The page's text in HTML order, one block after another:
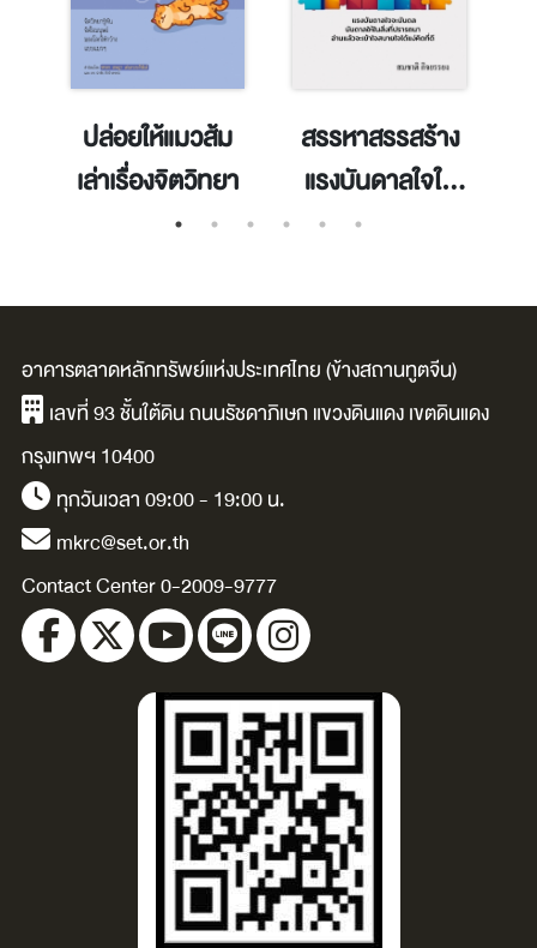
ปล่อยให้แมวส้ม
เล่าเรื่องจิตวิทยา
สรรหาสรรสร้าง
แรงบันดาลใจให้
กับชีวิต
อาคารตลาดหลักทรัพย์แห่งประเทศไทย (ข้างสถานทูตจีน)
เลขที่ 93 ชั้นใต้ดิน ถนนรัชดาภิเษก แขวงดินแดง เขตดินแดง
กรุงเทพฯ 10400
ทุกวันเวลา 09:00 - 19:00 น.
mkrc@set.or.th
Contact Center 0-2009-9777